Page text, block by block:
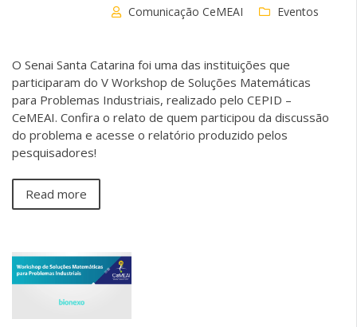
Comunicação CeMEAI Eventos
O Senai Santa Catarina foi uma das instituições que
participaram do V Workshop de Soluções Matemáticas
para Problemas Industriais, realizado pelo CEPID –
CeMEAI. Confira o relato de quem participou da discussão
do problema e acesse o relatório produzido pelos
pesquisadores!
Read more